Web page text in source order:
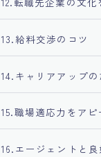
13.給料交渉のコツ
14.キャリアアップ
15.職場適応力をア
16.エージェントと